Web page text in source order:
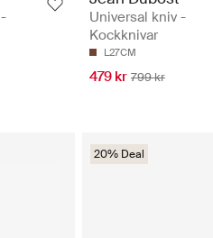
Universal kniv -
Kockknivar
L27CM
479 kr 799 kr
20% Deal